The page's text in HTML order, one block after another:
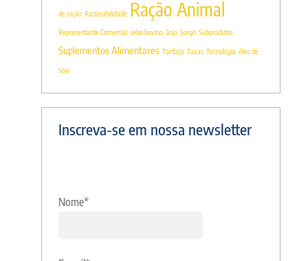
de ração Rastreabilidade Ração Animal
Representante Comercial sebo bovino Soja Sorgo Subprodutos
Suplementos Alimentares Tarifaço Taxas Tecnologia óleo de
soja
Inscreva-se em nossa newsletter
Nome*